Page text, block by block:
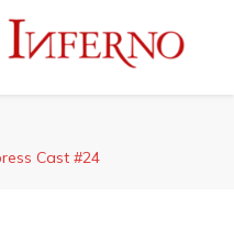
Cast #24